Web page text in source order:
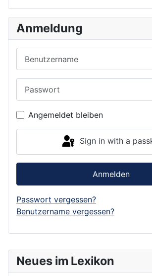
Neues im Lexikon
Anmeldung
Angemeldet bleiben
Sign in with a
Anmelden
Passwort vergessen?
Benutzername vergessen?